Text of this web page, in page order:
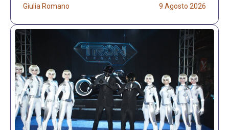
Giulia Romano 9 Agosto 2026